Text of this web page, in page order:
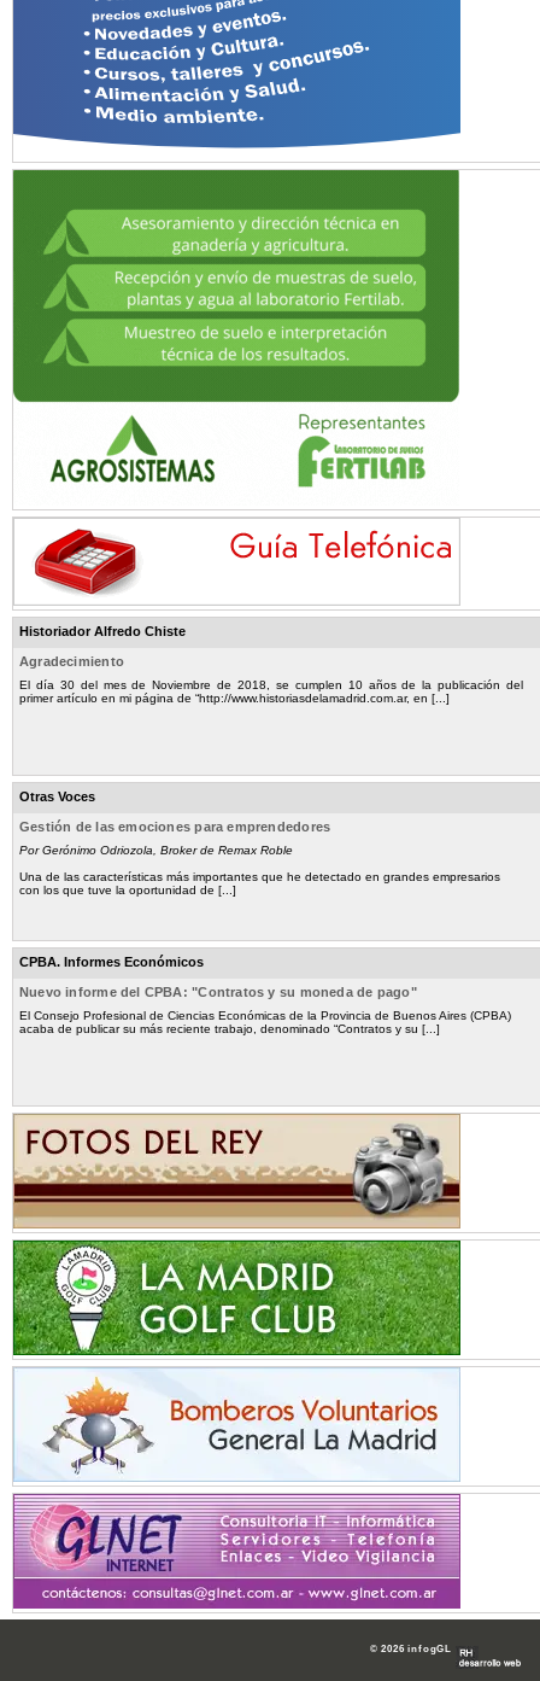
Historiador Alfredo Chiste
Agradecimiento
El día 30 del mes de Noviembre de 2018, se cumplen 10 años de la publicación del
primer artículo en mi página de “http://www.historiasdelamadrid.com.ar, en [...]
Otras Voces
Gestión de las emociones para emprendedores
Por Gerónimo Odriozola, Broker de Remax Roble
Una de las características más importantes que he detectado en grandes empresarios
con los que tuve la oportunidad de [...]
CPBA. Informes Económicos
Nuevo informe del CPBA: "Contratos y su moneda de pago"
El Consejo Profesional de Ciencias Económicas de la Provincia de Buenos Aires (CPBA)
acaba de publicar su más reciente trabajo, denominado “Contratos y su [...]
© 2026 infogGL